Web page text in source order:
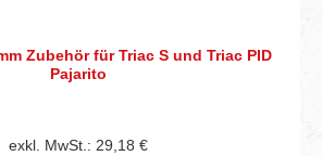
Zubehör für Triac S und Triac PID
Pajarito
exkl. MwSt.: 29,18 €